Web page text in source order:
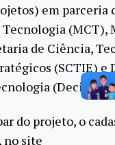
em
Tecnologia (MCT),
de Ciência,
(SCTIE) e
(Decit).
do projeto, o
, no site